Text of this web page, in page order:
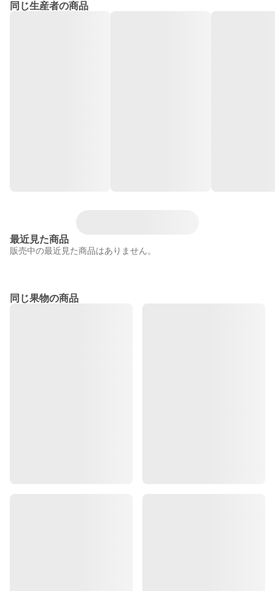
同じ生産者の商品
最近見た商品
販売中の最近見た商品はありません。
同じ果物の商品